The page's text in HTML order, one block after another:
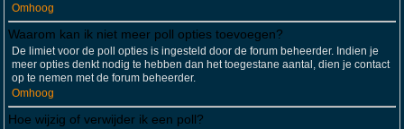
Omhoog
Waarom kan ik niet meer poll opties toevoegen?
De limiet voor de poll opties is ingesteld door de forum beheerder. Indien je
meer opties denkt nodig te hebben dan het toegestane aantal, dien je contact
op te nemen met de forum beheerder.
Omhoog
Hoe wijzig of verwijder ik een poll?